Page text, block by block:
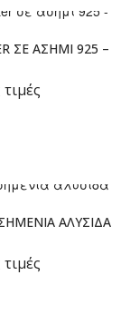
ΣΕ ΑΣΉΜΙ 925 –
ΑΛΥΣΊΔΑ